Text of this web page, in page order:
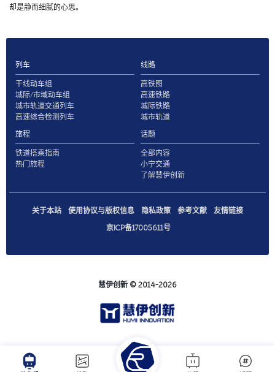
却是静而细腻的心思。
列车
干线动车组
城际/市域动车组
城市轨道交通列车
高速综合检测列车
线路
高铁图
高速铁路
城际铁路
城市轨道
旅程
铁道搭乘指南
热门旅程
话题
全部内容
小宁交通
了解慧伊创新
关于本站 使用协议与版权信息 隐私政策 参考文献
友情链接
京ICP备17005611号
慧伊创新 © 2014-2026